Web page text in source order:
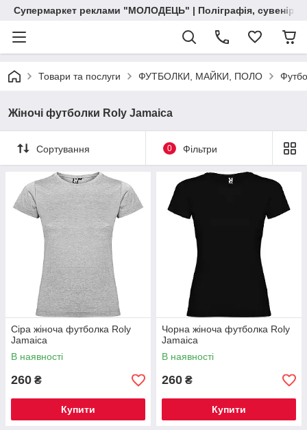
Супермаркет реклами "МОЛОДЕЦЬ" | Поліграфія, сувенірна
Товари та послуги ФУТБОЛКИ, МАЙКИ, ПОЛО
Жіночі футболки Roly Jamaica
Сортування 0 Фільтри
Сіра жіноча футболка Roly
Jamaica
В наявності
260 ₴
Купити
Чорна жіноча футболка Roly
Jamaica
В наявності
260 ₴
Купити